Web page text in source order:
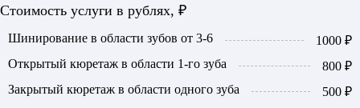
Стоимость услуги в рублях, ₽
Шинирование в области зубов от 3-6
1000 ₽
Открытый кюретаж в области 1-го зуба
800 ₽
Закрытый кюретаж в области одного зуба
500 ₽